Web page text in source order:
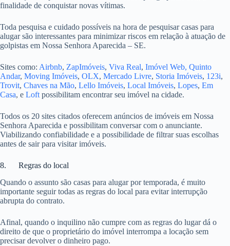
finalidade de conquistar novas vítimas.
Toda pesquisa e cuidado possíveis na hora de pesquisar casas para
alugar são interessantes para minimizar riscos em relação à atuação de
golpistas em Nossa Senhora Aparecida – SE.
Sites como: Airbnb, ZapImóveis, Viva Real, Imóvel Web, Quinto
Andar, Moving Imóveis, OLX, Mercado Livre, Storia Imóveis, 123i,
Trovit, Chaves na Mão, Lello Imóveis, Local Imóveis, Lopes, Em
Casa, e Loft possibilitam encontrar seu imóvel na cidade.
Todos os 20 sites citados oferecem anúncios de imóveis em Nossa
Senhora Aparecida e possibilitam conversar com o anunciante.
Viabilizando confiabilidade e a possibilidade de filtrar suas escolhas
antes de sair para visitar imóveis.
8. Regras do local
Quando o assunto são casas para alugar por temporada, é muito
importante seguir todas as regras do local para evitar interrupção
abrupta do contrato.
Afinal, quando o inquilino não cumpre com as regras do lugar dá o
direito de que o proprietário do imóvel interrompa a locação sem
precisar devolver o dinheiro pago.